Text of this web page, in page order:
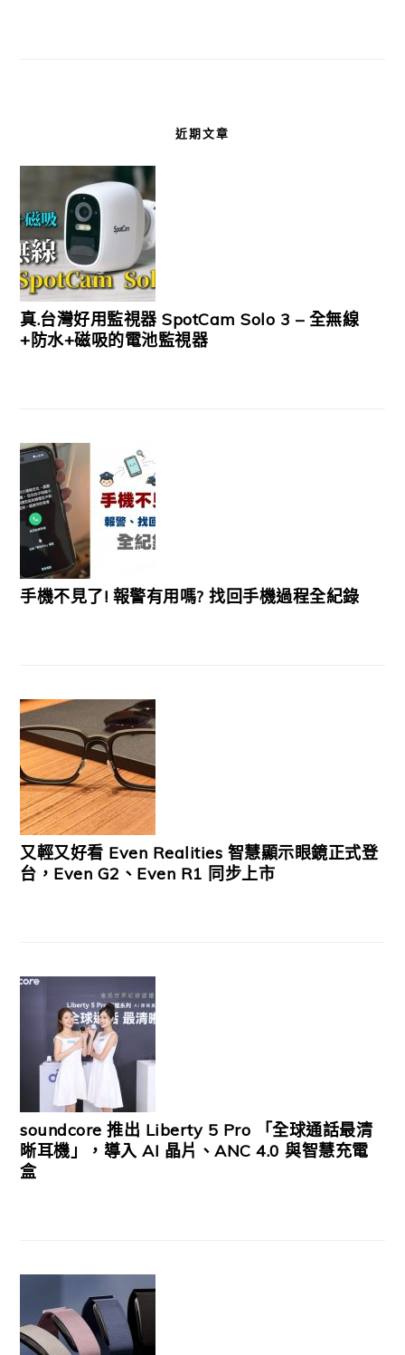
近期文章
真.台灣好用監視器 SpotCam Solo 3 – 全無線
+防水+磁吸的電池監視器
手機不見了! 報警有用嗎? 找回手機過程全紀錄
又輕又好看 Even Realities 智慧顯示眼鏡正式登
台，Even G2、Even R1 同步上市
soundcore 推出 Liberty 5 Pro 「全球通話最清
晰耳機」，導入 AI 晶片、ANC 4.0 與智慧充電
盒